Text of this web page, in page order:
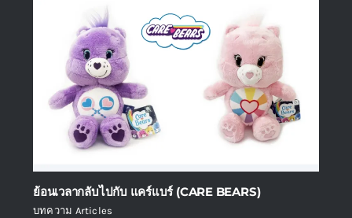
ย้อนเวลากลับไปกับ แคร์แบร์ (CARE BEARS)
บทความ Articles